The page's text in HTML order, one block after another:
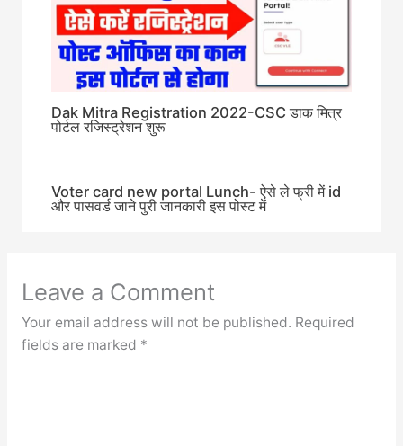
Dak Mitra Registration 2022-CSC डाक मित्र
पोर्टल रजिस्ट्रेशन शुरू
Voter card new portal Lunch- ऐसे ले फ्री में id
और पासवर्ड जाने पुरी जानकारी इस पोस्ट में
Leave a Comment
Your email address will not be published. Required
fields are marked *